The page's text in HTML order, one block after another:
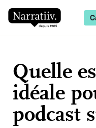
Quelle
idéale
podcast